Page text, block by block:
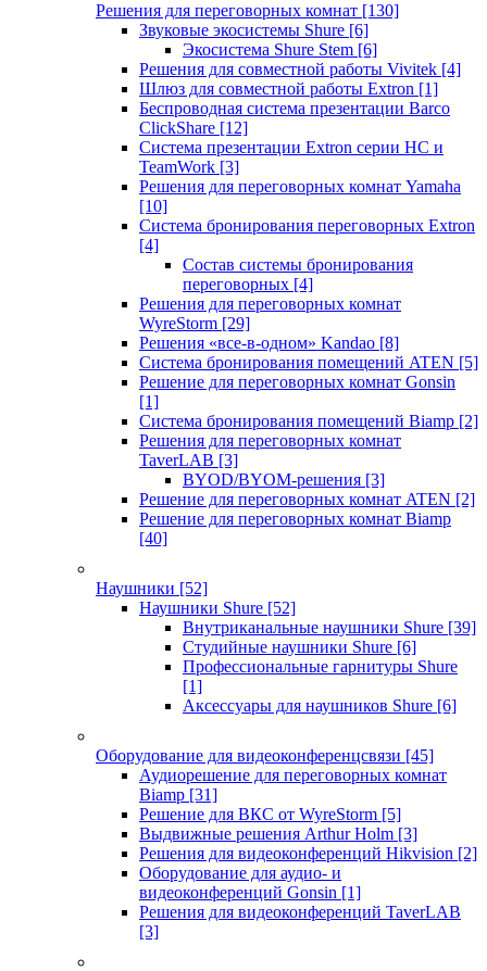
Решения для переговорных комнат [130]
Звуковые экосистемы Shure [6]
Экосистема Shure Stem [6]
Решения для совместной работы Vivitek [4]
Шлюз для совместной работы Extron [1]
Беспроводная система презентации Barco
ClickShare [12]
Система презентации Extron серии HC и
TeamWork [3]
Решения для переговорных комнат Yamaha
[10]
Система бронирования переговорных Extron
[4]
Состав системы бронирования
переговорных [4]
Решения для переговорных комнат
WyreStorm [29]
Решения «все-в-одном» Kandao [8]
Система бронирования помещений ATEN [5]
Решение для переговорных комнат Gonsin
[1]
Система бронирования помещений Biamp [2]
Решения для переговорных комнат
TaverLAB [3]
BYOD/BYOM-решения [3]
Решение для переговорных комнат ATEN [2]
Решение для переговорных комнат Biamp
[40]
Наушники [52]
Наушники Shure [52]
Внутриканальные наушники Shure [39]
Студийные наушники Shure [6]
Профессиональные гарнитуры Shure
[1]
Аксессуары для наушников Shure [6]
Оборудование для видеоконференцсвязи [45]
Аудиорешение для переговорных комнат
Biamp [31]
Решение для ВКС от WyreStorm [5]
Выдвижные решения Arthur Holm [3]
Решения для видеоконференций Hikvision [2]
Оборудование для аудио- и
видеоконференций Gonsin [1]
Решения для видеоконференций TaverLAB
[3]